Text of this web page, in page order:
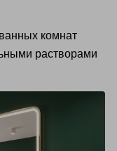
комнат
растворами